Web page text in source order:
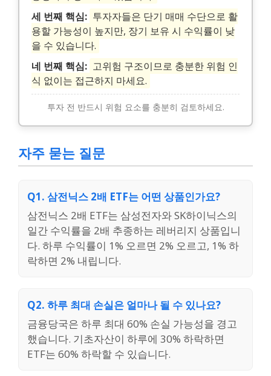
세 번째 핵심: 투자자들은 단기 매매 수단으로 활
용할 가능성이 높지만, 장기 보유 시 수익률이 낮
을 수 있습니다.
네 번째 핵심: 고위험 구조이므로 충분한 위험 인
식 없이는 접근하지 마세요.
투자 전 반드시 위험 요소를 충분히 검토하세요.
자주 묻는 질문
Q1. 삼전닉스 2배 ETF는 어떤 상품인가요?
삼전닉스 2배 ETF는 삼성전자와 SK하이닉스의
일간 수익률을 2배 추종하는 레버리지 상품입니
다. 하루 수익률이 1% 오르면 2% 오르고, 1% 하
락하면 2% 내립니다.
Q2. 하루 최대 손실은 얼마나 될 수 있나요?
금융당국은 하루 최대 60% 손실 가능성을 경고
했습니다. 기초자산이 하루에 30% 하락하면
ETF는 60% 하락할 수 있습니다.